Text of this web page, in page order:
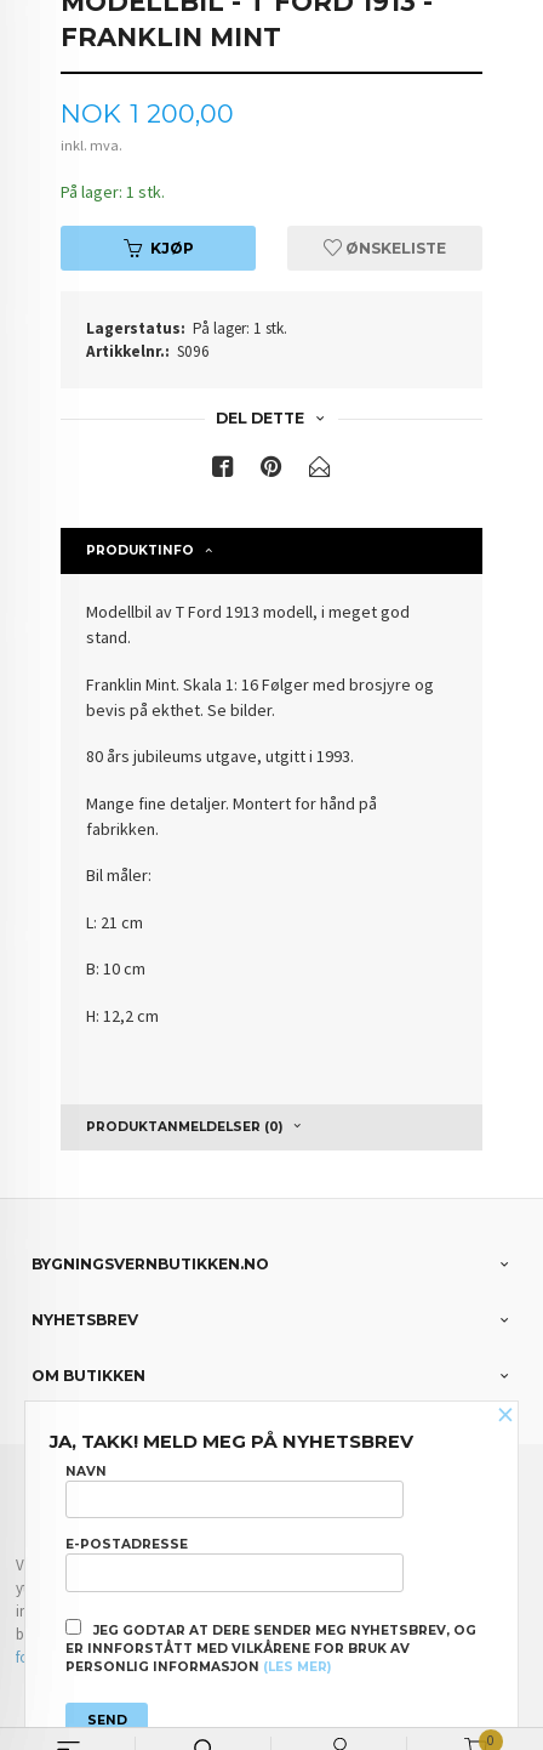
0
FRANKLIN MINT
Pris
NOK 1 200,00
inkl. mva.
På lager: 1 stk.
KJØP ØNSKELISTE
Lagerstatus: På lager: 1 stk.
Artikkelnr.: S096
DEL DETTE
PRODUKTINFO
Modellbil av T Ford 1913 modell, i meget god
stand.
Franklin Mint. Skala 1: 16 Følger med brosjyre og
bevis på ekthet. Se bilder.
80 års jubileums utgave, utgitt i 1993.
Mange fine detaljer. Montert for hånd på
fabrikken.
Bil måler:
L: 21 cm
B: 10 cm
H: 12,2 cm
PRODUKTANMELDELSER (0)
BYGNINGSVERNBUTIKKEN.NO
NYHETSBREV
OM BUTIKKEN
FRAKT
Vår nettbutikk bruker cookies slik at du får en bedre kjøpsopplevelse og vi kan
yte deg bedre service. Vi bruker cookies hovedsaklig til å lagre
innloggingsdetaljer og huske hva du har puttet i handlekurven din. Fortsett å
bruke siden som normalt om du godtar dette.Les merellerendre innstillinger
for cookies.
×
JA, TAKK! MELD MEG PÅ NYHETSBREV
NAVN
E-POSTADRESSE
JEG GODTAR AT DERE SENDER MEG NYHETSBREV, OG
ER INNFORSTÅTT MED VILKÅRENE FOR BRUK AV
PERSONLIG INFORMASJON (LES MER)